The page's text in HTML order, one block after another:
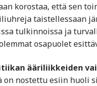
korostaa, että sen
taistellessaan
tulkinnoissa ja
osapuolet
ääriliikkeiden
on nostettu esiin